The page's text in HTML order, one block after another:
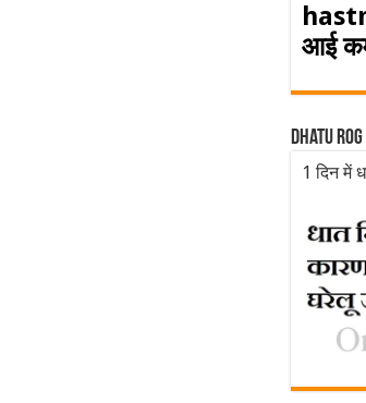
आई
Dhatu rog
1 दिन में